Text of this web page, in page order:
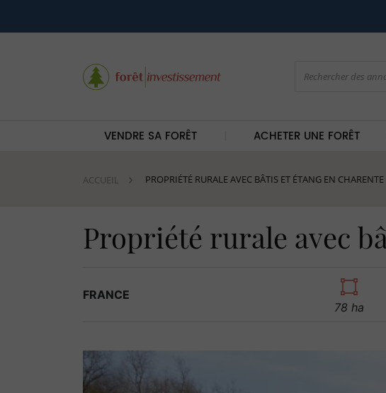
VENDRE SA FORÊT ACHETER UNE FORÊT
ACCUEIL PROPRIÉTÉ RURALE AVEC BÂTIS ET ÉTANG EN CHARENTE
Propriété rurale avec
FRANCE
78 ha